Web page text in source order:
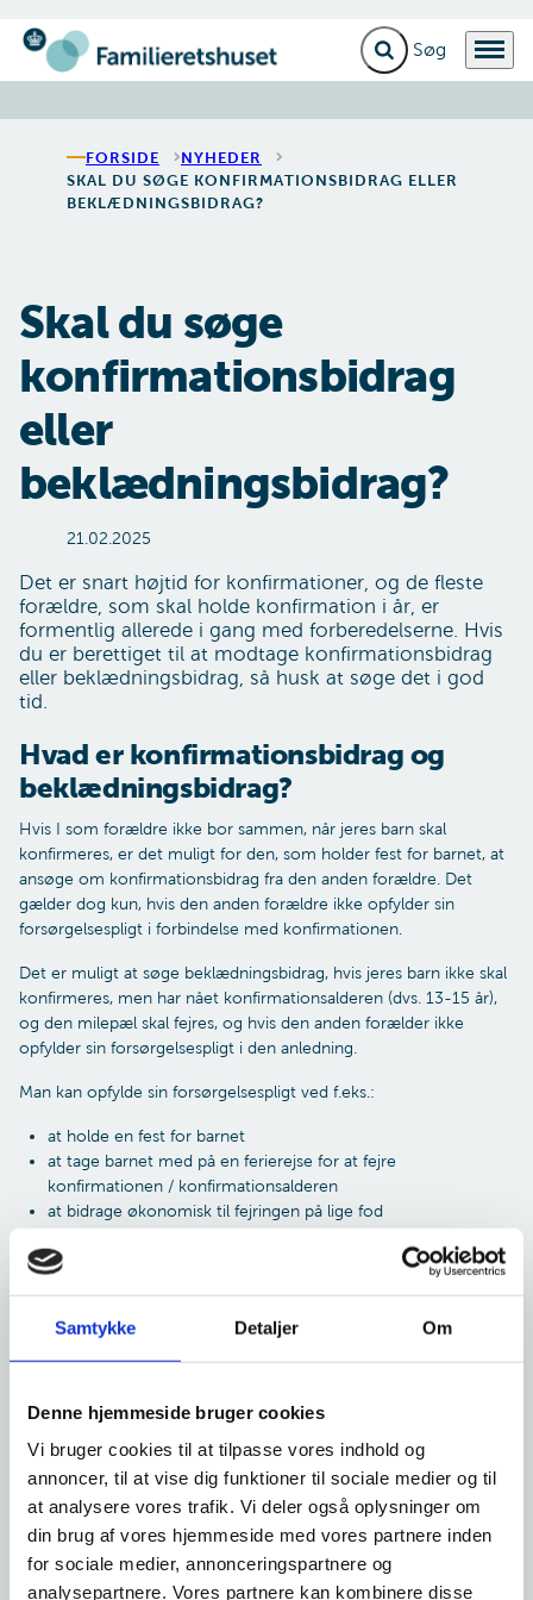
Samtykke Detaljer Om
Denne hjemmeside bruger cookies
Vi bruger cookies til at tilpasse vores indhold og
annoncer, til at vise dig funktioner til sociale medier og til
at analysere vores trafik. Vi deler også oplysninger om
din brug af vores hjemmeside med vores partnere inden
for sociale medier, annonceringspartnere og
analysepartnere. Vores partnere kan kombinere disse
Gå til forsiden Fold søgefelt ud
Menu
FORSIDE
NYHEDER
SKAL DU SØGE KONFIRMATIONSBIDRAG ELLER
BEKLÆDNINGSBIDRAG?
Skal du søge
konfirmationsbidrag
eller
beklædningsbidrag?
21.02.2025
Det er snart højtid for konfirmationer, og de fleste
forældre, som skal holde konfirmation i år, er
formentlig allerede i gang med forberedelserne. Hvis
du er berettiget til at modtage konfirmationsbidrag
eller beklædningsbidrag, så husk at søge det i god
tid.
Hvad er konfirmationsbidrag og
beklædningsbidrag?
Hvis I som forældre ikke bor sammen, når jeres barn skal
konfirmeres, er det muligt for den, som holder fest for barnet, at
ansøge om konfirmationsbidrag fra den anden forældre. Det
gælder dog kun, hvis den anden forældre ikke opfylder sin
forsørgelsespligt i forbindelse med konfirmationen.
Det er muligt at søge beklædningsbidrag, hvis jeres barn ikke skal
konfirmeres, men har nået konfirmationsalderen (dvs. 13-15 år),
og den milepæl skal fejres, og hvis den anden forælder ikke
opfylder sin forsørgelsespligt i den anledning.
Man kan opfylde sin forsørgelsespligt ved f.eks.:
at holde en fest for barnet
at tage barnet med på en ferierejse for at fejre
konfirmationen / konfirmationsalderen
at bidrage økonomisk til fejringen på lige fod
dække udgifterne til konfirmationen.
til konfirmationen. Derfor kan du kun søge om enten
konfirmationsbidrag eller beklædningsbidrag - afhængig af den
Konfirmationsbidrag og beklædningsbidrag er et engangsbeløb på
4.257 kr. i 2025.
Søg i god tid og senest dagen før
konfirmationen